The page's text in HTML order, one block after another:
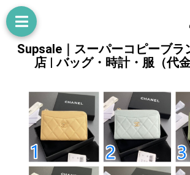
Supsale｜スーパーコピーブラ
店 | バッグ・時計・服（代金